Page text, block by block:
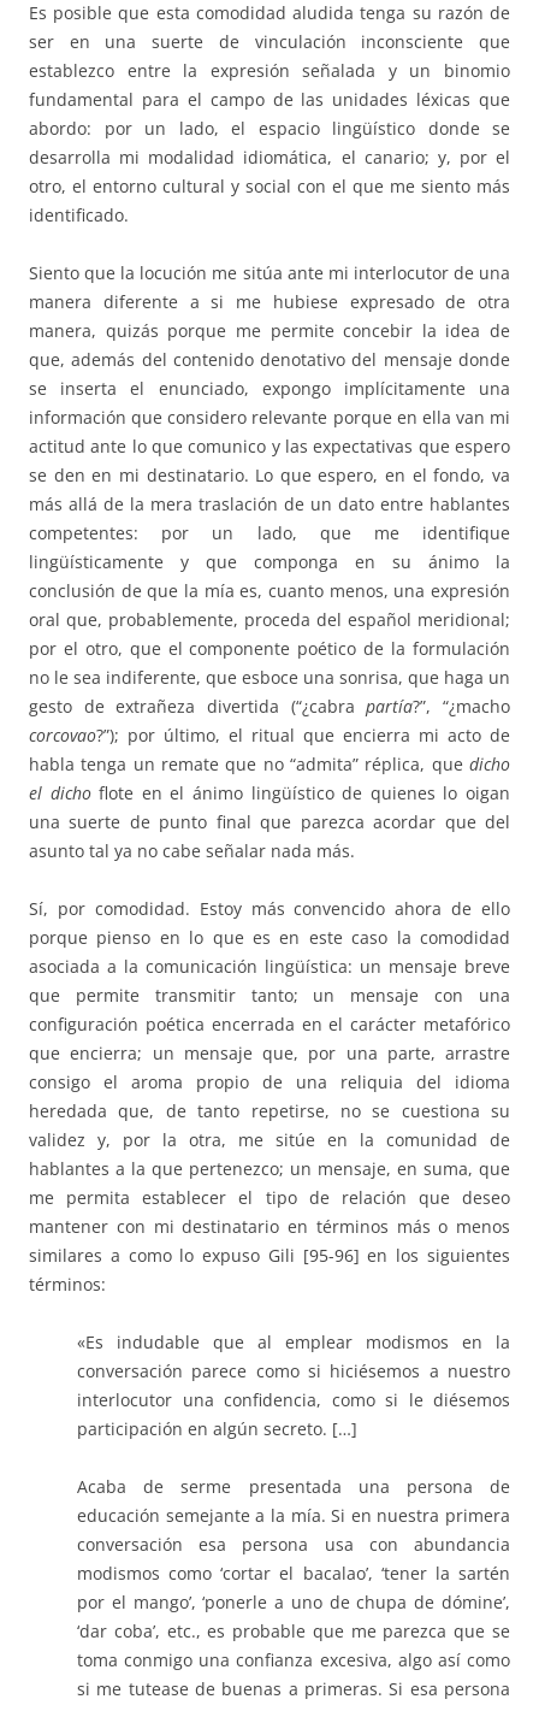
Es posible que esta comodidad aludida tenga su razón de
ser en una suerte de vinculación inconsciente que
establezco entre la expresión señalada y un binomio
fundamental para el campo de las unidades léxicas que
abordo: por un lado, el espacio lingüístico donde se
desarrolla mi modalidad idiomática, el canario; y, por el
otro, el entorno cultural y social con el que me siento más
identificado.
Siento que la locución me sitúa ante mi interlocutor de una
manera diferente a si me hubiese expresado de otra
manera, quizás porque me permite concebir la idea de
que, además del contenido denotativo del mensaje donde
se inserta el enunciado, expongo implícitamente una
información que considero relevante porque en ella van mi
actitud ante lo que comunico y las expectativas que espero
se den en mi destinatario. Lo que espero, en el fondo, va
más allá de la mera traslación de un dato entre hablantes
competentes: por un lado, que me identifique
lingüísticamente y que componga en su ánimo la
conclusión de que la mía es, cuanto menos, una expresión
oral que, probablemente, proceda del español meridional;
por el otro, que el componente poético de la formulación
no le sea indiferente, que esboce una sonrisa, que haga un
gesto de extrañeza divertida (“¿cabrapartía?”, “¿macho
corcovao?”); por último, el ritual que encierra mi acto de
habla tenga un remate que no “admita” réplica, que dicho
el dichoflote en el ánimo lingüístico de quienes lo oigan
una suerte de punto final que parezca acordar que del
asunto tal ya no cabe señalar nada más.
Sí, por comodidad. Estoy más convencido ahora de ello
porque pienso en lo que es en este caso la comodidad
asociada a la comunicación lingüística: un mensaje breve
que permite transmitir tanto; un mensaje con una
configuración poética encerrada en el carácter metafórico
que encierra; un mensaje que, por una parte, arrastre
consigo el aroma propio de una reliquia del idioma
heredada que, de tanto repetirse, no se cuestiona su
validez y, por la otra, me sitúe en la comunidad de
hablantes a la que pertenezco; un mensaje, en suma, que
me permita establecer el tipo de relación que deseo
mantener con mi destinatario en términos más o menos
similares a como lo expuso Gili [95-96] en los siguientes
términos:
«Es indudable que al emplear modismos en la
conversación parece como si hiciésemos a nuestro
interlocutor una confidencia, como si le diésemos
participación en algún secreto. […]
Acaba de serme presentada una persona de
educación semejante a la mía. Si en nuestra primera
conversación esa persona usa con abundancia
modismos como ‘cortar el bacalao’, ‘tener la sartén
por el mango’, ‘ponerle a uno de chupa de dómine’,
‘dar coba’, etc., es probable que me parezca que se
toma conmigo una confianza excesiva, algo así como
si me tutease de buenas a primeras. Si esa persona